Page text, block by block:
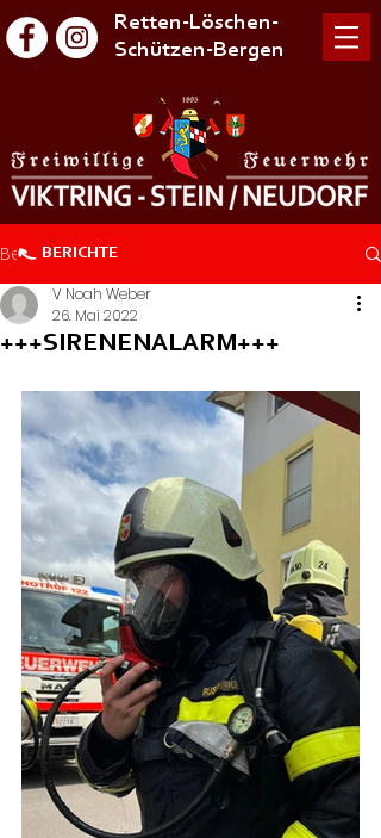
Retten-Löschen-
Schützen-Bergen
Beitrag
+++SIRENENALARM+++
V Noah Weber
26. Mai 2022
BERICHTE